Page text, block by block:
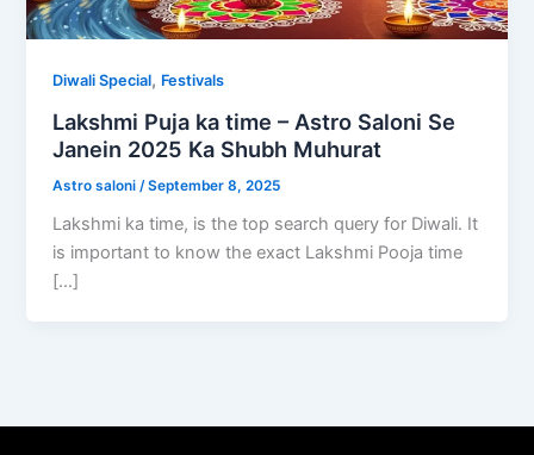
Diwali Special, Festivals
Lakshmi Puja ka time – Astro Saloni Se
Janein 2025 Ka Shubh Muhurat
Astro saloni /September 8, 2025
Lakshmi ka time, is the top search query for Diwali. It
is important to know the exact Lakshmi Pooja time
[…]